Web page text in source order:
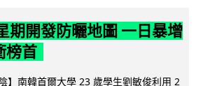
期開發防曬地圖 一日暴增
榜首
】南韓首爾大學 23 歲學生劉敏俊利用 2